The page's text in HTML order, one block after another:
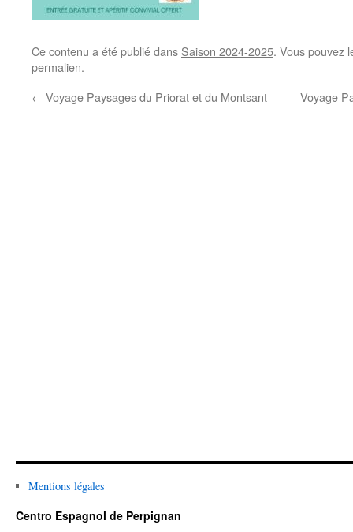
Ce contenu a été publié dans Saison 2024-2025. Vous pouvez
permalien.
← Voyage Paysages du Priorat et du Montsant Voyage
Mentions légales
Centro Espagnol de Perpignan